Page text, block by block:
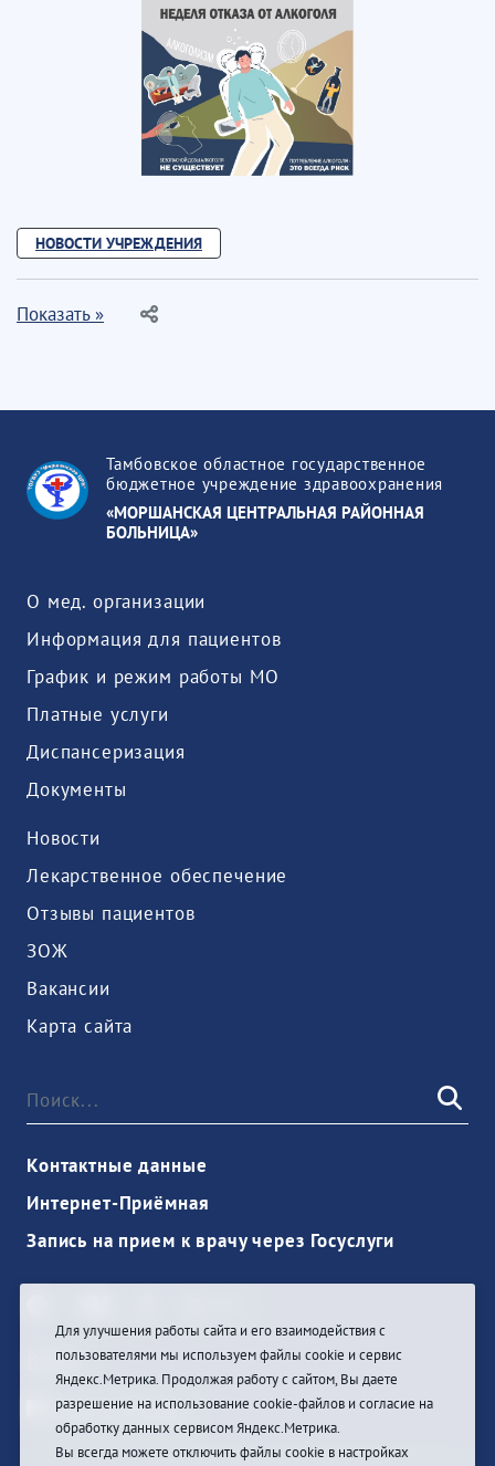
НОВОСТИ УЧРЕЖДЕНИЯ
Показать »
Тамбовское областное государственное
бюджетное учреждение здравоохранения
«МОРШАНСКАЯ ЦЕНТРАЛЬНАЯ РАЙОННАЯ
БОЛЬНИЦА»
О мед. организации
Информация для пациентов
График и режим работы МО
Платные услуги
Диспансеризация
Документы
Новости
Лекарственное обеспечение
Отзывы пациентов
ЗОЖ
Вакансии
Карта сайта
Контактные данные
Интернет-Приёмная
Запись на прием к врачу через Госуслуги
Войти
Для улучшения работы сайта и его взаимодействия с
пользователями мы используем файлы cookie и сервис
Яндекс.Метрика. Продолжая работу с сайтом, Вы даете
разрешение на использование cookie-файлов и согласие на
обработку данных сервисом Яндекс.Метрика.
Вы всегда можете отключить файлы cookie в настройках